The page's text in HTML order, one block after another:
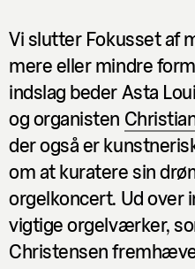
Vi slutter Fokusset af
mere eller mindre
indslag beder Asta
og organisten
der også er
om at kuratere sin
orgelkoncert. Ud over
vigtige orgelværker,
Christensen